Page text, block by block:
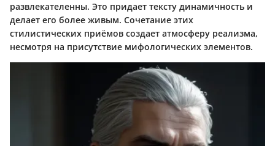
развлекателенны. Это придает тексту динамичность и
делает его более живым. Сочетание этих
стилистических приёмов создает атмосферу реализма,
несмотря на присутствие мифологических элементов.